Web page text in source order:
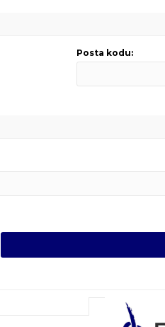
Posta kodu: